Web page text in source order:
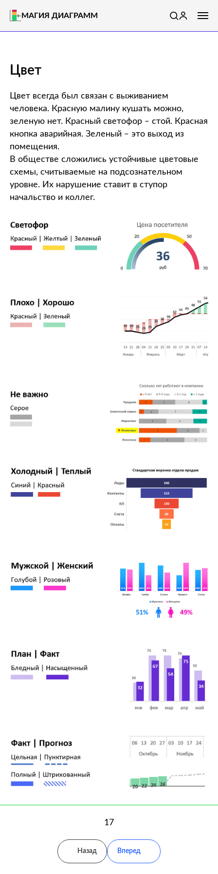
МАГИЯ ДИАГРАММ
Цвет
Цвет всегда был связан с выживанием
человека. Красную малину кушать можно,
зеленую нет. Красный светофор ‒ стой. Красная
кнопка аварийная. Зеленый ‒ это выход из
помещения.
В обществе сложились устойчивые цветовые
схемы, считываемые на подсознательном
уровне. Их нарушение ставит в ступор
начальство и коллег.
17
Назад Вперед